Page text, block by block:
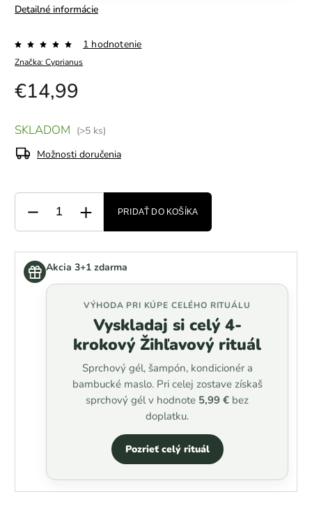
Detailné informácie
Značka: Cyprianus
1 hodnotenie
€14,99
SKLADOM (>5 ks)
Možnosti doručenia
PRIDAŤ DO KOŠÍKA
Akcia 3+1 zdarma
VÝHODA PRI KÚPE CELÉHO RITUÁLU
Vyskladaj si celý 4-
krokový Žihľavový rituál
Sprchový gél, šampón, kondicionér a
bambucké maslo. Pri celej zostave získaš
sprchový gél v hodnote 5,99 € bez
doplatku.
Pozrieť celý rituál